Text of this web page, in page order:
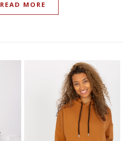
READ MORE